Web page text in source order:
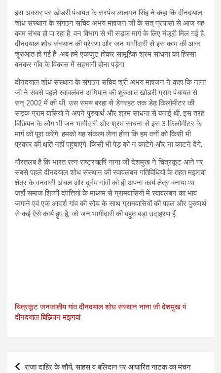
इस अवसर पर खोडरी पंचायत के सरपंच लालमन सिंह ने कहा कि दीनदयाल
शोध संस्थान के संगठन सचिव अभय महाजन जी के सत् प्रयासों से आज यह
काम संभव हो पा रहा है. वन विभाग से भी सड़क मार्ग के लिए मंजूरी मिल गई है.
दीनदयाल शोध संस्थान की प्रेरणा और जन भागीदारी से इस काम की आज
शुरुआत हो गई है. अब हमें एकजुट होकर सामूहिक श्रम साधना का हिस्सा
बनकर गाँव के विकास में सहभागी होना पड़ेगा.
दीनदयाल शोध संस्थान के संगठन सचिव श्री अभय महाजन ने कहा कि नाना
जी ने सबसे पहले स्वावलंबन अभियान की शुरुआत खोडरी ग्राम पंचायत से
सन् 2002 में की थी. उस समय बरहा से डेगरहट तक डेढ़ किलोमीटर की
सड़क ग्राम वासियों ने अपने पुरुषार्थ और श्रम साधना से बनाई थी. इस तरह
बिछियन के लोग भी जन भागीदारी और श्रम साधना से इस 3 किलोमीटर के
मार्ग को पूरा करेंगे. हमको यह संकल्प लेना होगा कि हम वनों को किसी भी
प्रकार की क्षति नहीं पहुंचाएंगे. किसी भी पेड़ को न काटेंगे और ना काटने देंगे.
गौरतलब है कि भारत रत्न राष्ट्रऋषि नाना जी देशमुख ने चित्रकूट आने पर
सबसे पहले दीनदयाल शोध संस्थान की स्वावलंबन गतिविधियों के तहत मझगवां
क्षेत्र के वनवासी अंचल और दुर्गम गांवों को ही अपना कार्य क्षेत्र बनाया था.
जहाँ समाज शिल्पी दंपत्तियों के माध्यम से ग्रामवासियों में स्वावलंबन का भाव
जगाने एवं एक आदर्श गांव की सोच के साथ ग्रामवासियों की पहल और पुरुषार्थ
से कई ऐसे कार्य हुए है, जो जन भागीदारी की बहुत बड़ा उदाहरण हैं.
चित्रकूट जनजातीय गांव दीनदयाल शोध संस्थान नाना जी देशमुख पं
दीनदयाल बिछियन मझगवां
Post
राजा दाहिर के शौर्य, साहस व बलिदान पर आधारित नाटक का मंचन